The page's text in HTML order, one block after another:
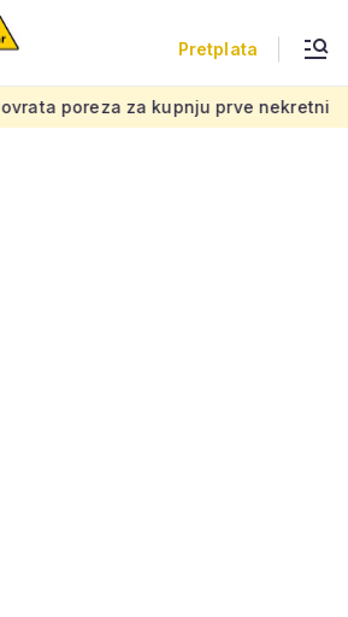
Pretplata
za kupnju prve nekretnine: